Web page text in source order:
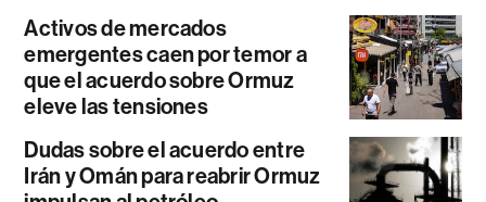
Activos de mercados
emergentes caen por temor a
que el acuerdo sobre Ormuz
eleve las tensiones
Dudas sobre el acuerdo entre
Irán y Omán para reabrir Ormuz